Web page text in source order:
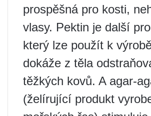
prospěšná pro kosti,
vlasy. Pektin je další
který lze použít k
dokáže z těla
těžkých kovů. A agar-
(želírující produkt